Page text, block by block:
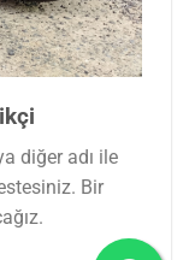
diğer adı ile
Bir